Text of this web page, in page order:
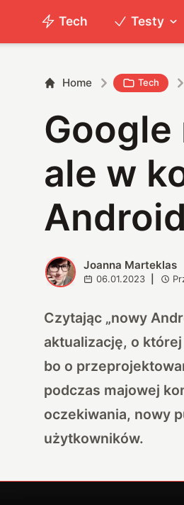
Tech Testy
Home Tech
Google
ale w
J Joanna Marteklas
06.01.2023
Czytając „nowy
aktualizację, o
bo o
podczas majowej
oczekiwania, nowy
użytkowników.